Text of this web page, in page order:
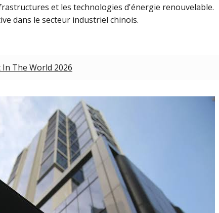
et les technologies d'énergie renouvelable.
dans le secteur industriel chinois.
The World 2026